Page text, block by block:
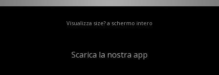
Visualizza size? a schermo intero
Scarica la nostra app